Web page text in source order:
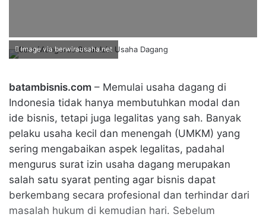
Image via berwirausaha.net
batambisnis.com – Memulai usaha dagang di
Indonesia tidak hanya membutuhkan modal dan
ide bisnis, tetapi juga legalitas yang sah. Banyak
pelaku usaha kecil dan menengah (UMKM) yang
sering mengabaikan aspek legalitas, padahal
mengurus surat izin usaha dagang merupakan
salah satu syarat penting agar bisnis dapat
berkembang secara profesional dan terhindar dari
masalah hukum di kemudian hari. Sebelum